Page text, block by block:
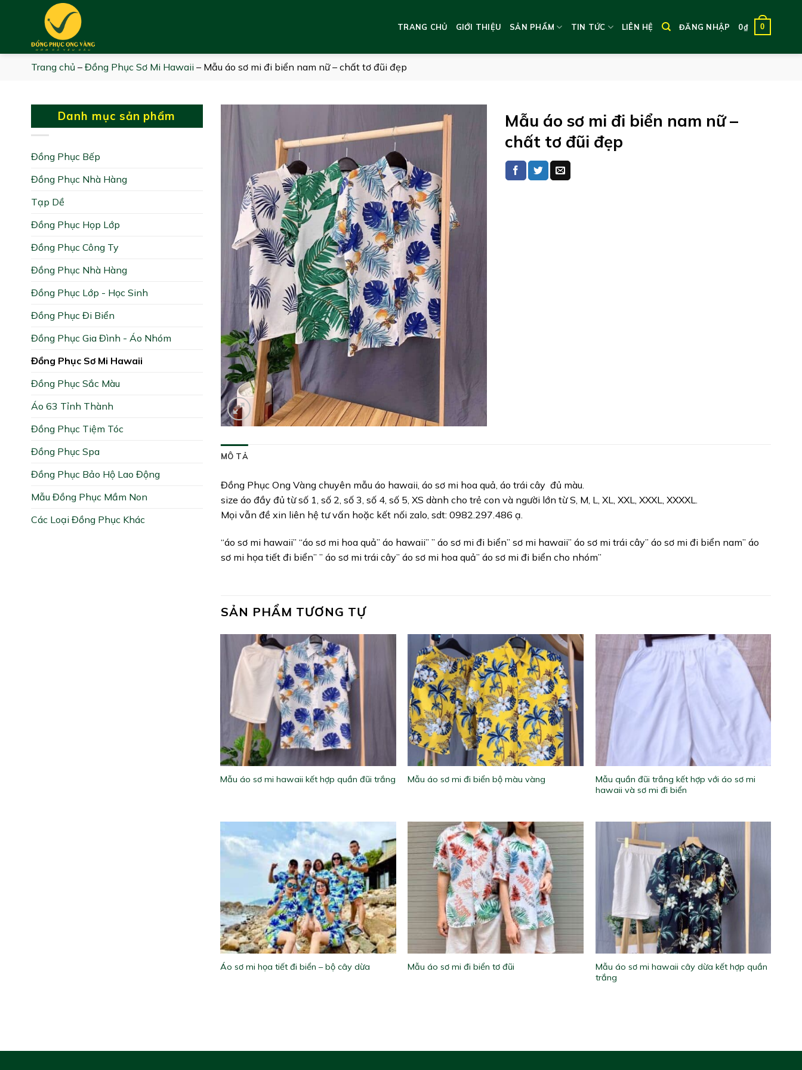
TRANG CHỦ GIỚI THIỆU SẢN PHẨM TIN TỨC LIÊN HỆ ĐĂNG NHẬP 0₫ 0
Trang chủ – Đồng Phục Sơ Mi Hawaii – Mẫu áo sơ mi đi biển nam nữ – chất tơ đũi đẹp
Danh mục sản phẩm
Đồng Phục Bếp
Đồng Phục Nhà Hàng
Tạp Dề
Đồng Phục Họp Lớp
Đồng Phục Công Ty
Đồng Phục Nhà Hàng
Đồng Phục Lớp - Học Sinh
Đồng Phục Đi Biển
Đồng Phục Gia Đình - Áo Nhóm
Đồng Phục Sơ Mi Hawaii
Đồng Phục Sắc Màu
Áo 63 Tỉnh Thành
Đồng Phục Tiệm Tóc
Đồng Phục Spa
Đồng Phục Bảo Hộ Lao Động
Mẫu Đồng Phục Mầm Non
Các Loại Đồng Phục Khác
Mẫu áo sơ mi đi biển nam nữ –
chất tơ đũi đẹp
MÔ TẢ
Đồng Phục Ong Vàng chuyên mẫu áo hawaii, áo sơ mi hoa quả, áo trái cây đủ màu.
size áo đầy đủ từ số 1, số 2, số 3, số 4, số 5, XS dành cho trẻ con và người lớn từ S, M, L, XL, XXL, XXXL, XXXXL.
Mọi vẫn đề xin liên hệ tư vấn hoặc kết nối zalo, sdt: 0982.297.486 ạ.
“áo sơ mi hawaii” “áo sơ mi hoa quả” áo hawaii” ” áo sơ mi đi biển” sơ mi hawaii” áo sơ mi trái cây” áo sơ mi đi biển nam” áo
sơ mi họa tiết đi biển” ” áo sơ mi trái cây” áo sơ mi hoa quả” áo sơ mi đi biển cho nhóm”
SẢN PHẨM TƯƠNG TỰ
Mẫu áo sơ mi hawaii kết hợp quần đũi trắng Mẫu áo sơ mi đi biển bộ màu vàng
Mẫu quần đũi trắng kết hợp với áo sơ mi
hawaii và sơ mi đi biển
Áo sơ mi họa tiết đi biển – bộ cây dừa Mẫu áo sơ mi đi biển tơ đũi
Mẫu áo sơ mi hawaii cây dừa kết hợp quần
trắng